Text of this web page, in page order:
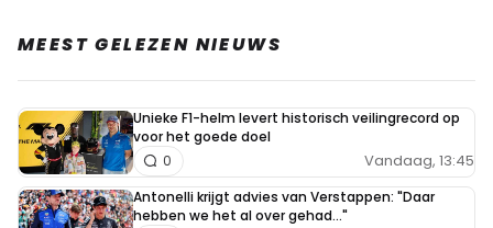
MEEST GELEZEN NIEUWS
Unieke F1-helm levert historisch veilingrecord op
voor het goede doel
Vandaag, 13:45
0
Antonelli krijgt advies van Verstappen: "Daar
hebben we het al over gehad..."